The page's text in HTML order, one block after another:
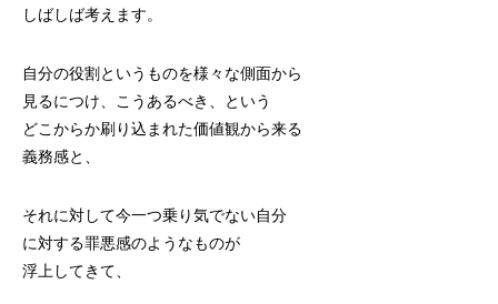
しばしば考えます。
自分の役割というものを様々な側面から
見るにつけ、こうあるべき、という
どこからか刷り込まれた価値観から来る
義務感と、
それに対して今一つ乗り気でない自分
に対する罪悪感のようなものが
浮上してきて、